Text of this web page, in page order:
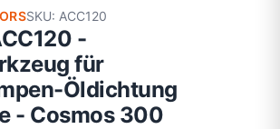
SKU: ACC120
-
für
Öldichtung
- Cosmos 300